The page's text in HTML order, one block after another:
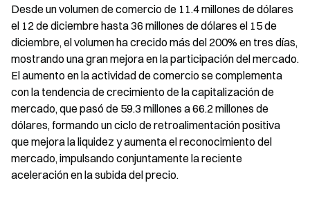
Desde un volumen de comercio de 11.4 millones de dólares
el 12 de diciembre hasta 36 millones de dólares el 15 de
diciembre, el volumen ha crecido más del 200% en tres días,
mostrando una gran mejora en la participación del mercado.
El aumento en la actividad de comercio se complementa
con la tendencia de crecimiento de la capitalización de
mercado, que pasó de 59.3 millones a 66.2 millones de
dólares, formando un ciclo de retroalimentación positiva
que mejora la liquidez y aumenta el reconocimiento del
mercado, impulsando conjuntamente la reciente
aceleración en la subida del precio.